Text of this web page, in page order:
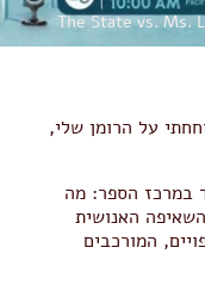
על הרומן שלי,
במרכז הספר: מה
האנושית
המורכבים